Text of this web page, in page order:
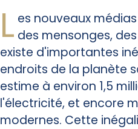
L es nouveaux
des mensonges,
existe d'importantes
endroits de la planète
estime à environ 1,5
l'électricité, et encore
modernes. Cette